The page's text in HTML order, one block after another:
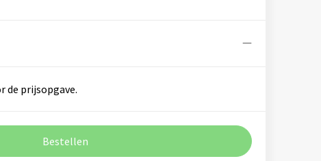
de prijsopgave.
Bestellen